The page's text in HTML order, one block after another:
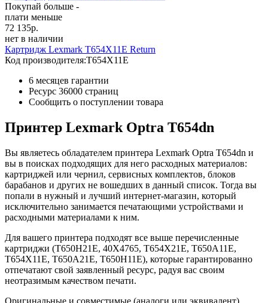
Покупай больше -
плати меньше
72 135р.
нет в наличии
Картридж Lexmark T654X11E Return
Код производителя:T654X11E
6 месяцев гарантии
Ресурс 36000 страниц
Сообщить о поступлении товара
Принтер Lexmark Optra T654dn
Вы являетесь обладателем принтера Lexmark Optra T654dn и
вы в поисках подходящих для него расходных материалов:
картриджей или чернил, сервисных комплектов, блоков
барабанов и других не вошедших в данный список. Тогда вы
попали в нужный и лучший интернет-магазин, который
исключительно занимается печатающими устройствами и
расходными материалами к ним.
Для вашего принтера подходят все выше перечисленные
картриджи (T650H21E, 40X4765, T654X21E, T650A11E,
T654X11E, T650A21E, T650H11E), которые гарантированно
отпечатают свой заявленный ресурс, радуя вас своим
неотразимым качеством печати.
Оригинальные и совместимые (аналоги или эквивалент)